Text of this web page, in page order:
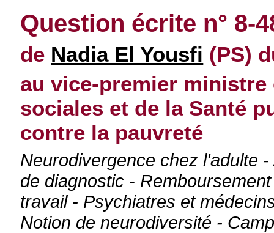
Question écrite n° 8-
de Nadia El Yousfi (PS)
au vice-premier
sociales et de la Santé
contre la pauvreté
Neurodivergence chez l'adulte
de diagnostic -
travail - Psychiatres et
Notion de neurodiversité -